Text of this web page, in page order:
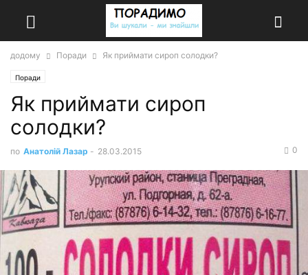
додому Поради Як приймати сироп солодки?
Поради
Як приймати сироп
солодки?
по Анатолій Лазар - 28.03.2015 0